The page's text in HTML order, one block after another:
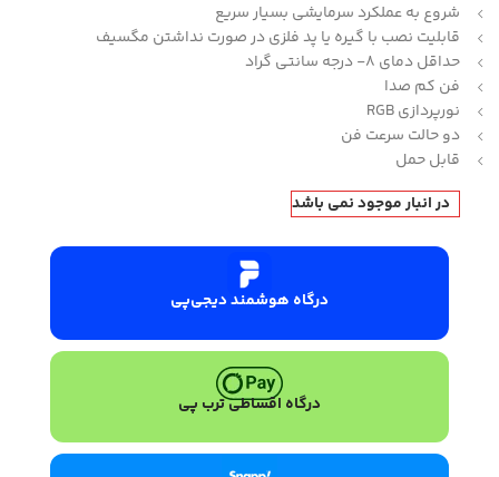
شروع به عملکرد سرمایشی بسیار سریع
قابلیت نصب با گیره یا پد فلزی در صورت نداشتن مگسیف
حداقل دمای 8- درجه سانتی گراد
فن کم صدا
نورپردازی RGB
دو حالت سرعت فن
قابل حمل
در انبار موجود نمی باشد
درگاه هوشمند دیجی‌پی
درگاه اقساطی ترب پی